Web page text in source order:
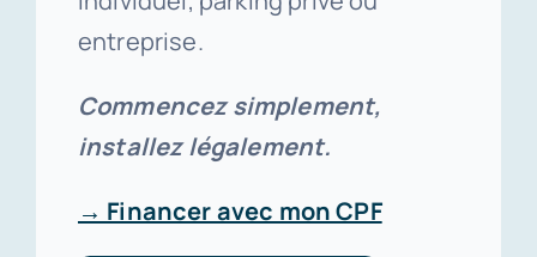
entreprise.
Commencez simplement,
installez légalement.
→ Financer avec mon CPF